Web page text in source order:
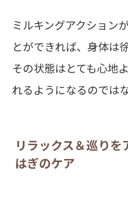
ミルキングアクション
とができれば、身体は
その状態はとても心地
れるようになるのでは
リラックス＆巡り
はぎのケア